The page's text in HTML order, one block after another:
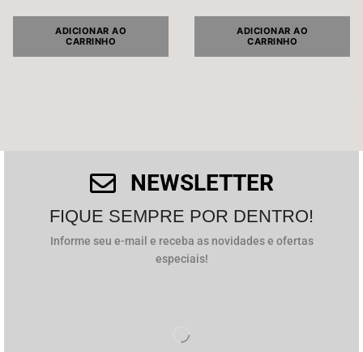
E-mail*
ADICIONAR AO
CARRINHO
ADICIONAR AO
CARRINHO
NEWSLETTER
FIQUE SEMPRE POR DENTRO!
Informe seu e-mail e receba as novidades e ofertas
especiais!